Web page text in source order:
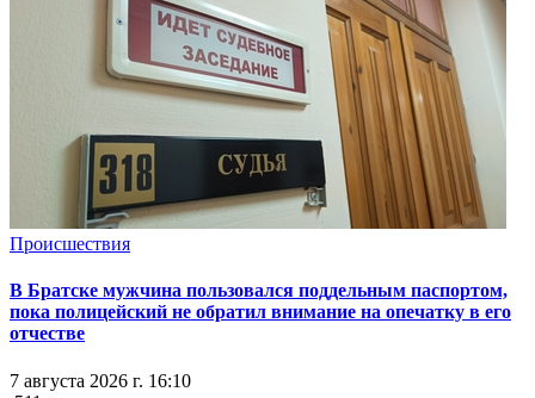
Происшествия
В Братске мужчина пользовался поддельным паспортом,
пока полицейский не обратил внимание на опечатку в его
отчестве
7 августа 2026 г. 16:10